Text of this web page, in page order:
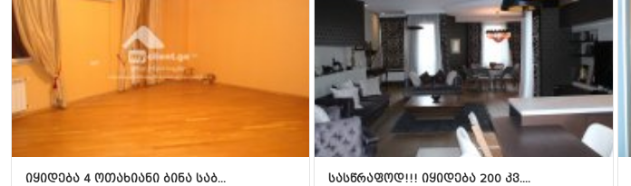
იყიდება 4 ოთახიანი ბინა საბ... სასწრაფოდ!!! იყიდება 200 კვ....